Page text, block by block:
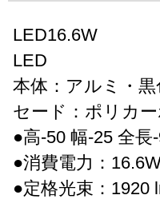
LED16.6W
LED
本体：アルミ・黒
セード：ポリカ
●高-50 幅-25 全長
●消費電力：
●定格光束：1920